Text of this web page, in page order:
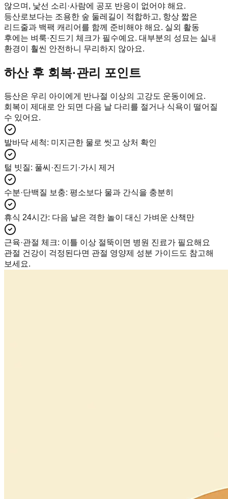
않으며, 낯선 소리·사람에 공포 반응이 없어야 해요.
등산로보다는 조용한 숲 둘레길이 적합하고, 항상 짧은
리드줄과 백팩 캐리어를 함께 준비해야 해요. 실외 활동
후에는 벼룩·진드기 체크가 필수예요. 대부분의 성묘는 실내
환경이 훨씬 안전하니 무리하지 않아요.
하산 후 회복·관리 포인트
등산은 우리 아이에게 반나절 이상의 고강도 운동이에요.
회복이 제대로 안 되면 다음 날 다리를 절거나 식욕이 떨어질
수 있어요.
발바닥 세척: 미지근한 물로 씻고 상처 확인
털 빗질: 풀씨·진드기·가시 제거
수분·단백질 보충: 평소보다 물과 간식을 충분히
휴식 24시간: 다음 날은 격한 놀이 대신 가벼운 산책만
근육·관절 체크: 이틀 이상 절뚝이면 병원 진료가 필요해요
관절 건강이 걱정된다면 관절 영양제 성분 가이드도 참고해
보세요.